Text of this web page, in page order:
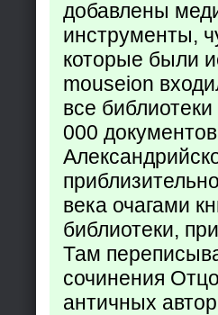
добавлены
инструменты,
которые были
mouseion
все
000
века очагами
библиотеки,
Там
сочинения
античных